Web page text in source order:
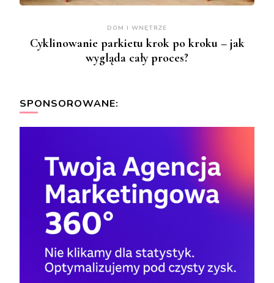
DOM I WNĘTRZE
Cyklinowanie parkietu krok po kroku – jak
wygląda cały proces?
SPONSOROWANE: